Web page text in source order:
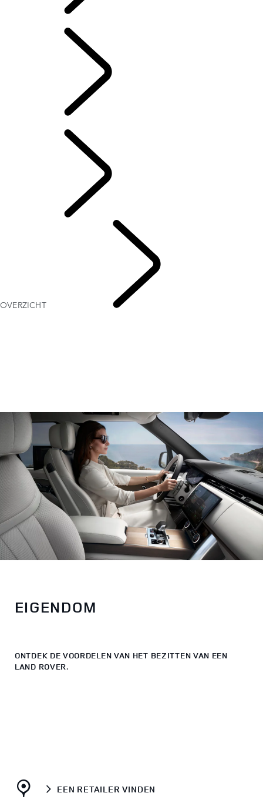
OVERZICHT
EIGENDOM
ONTDEK DE VOORDELEN VAN HET BEZITTEN VAN EEN
LAND ROVER.
EEN RETAILER VINDEN